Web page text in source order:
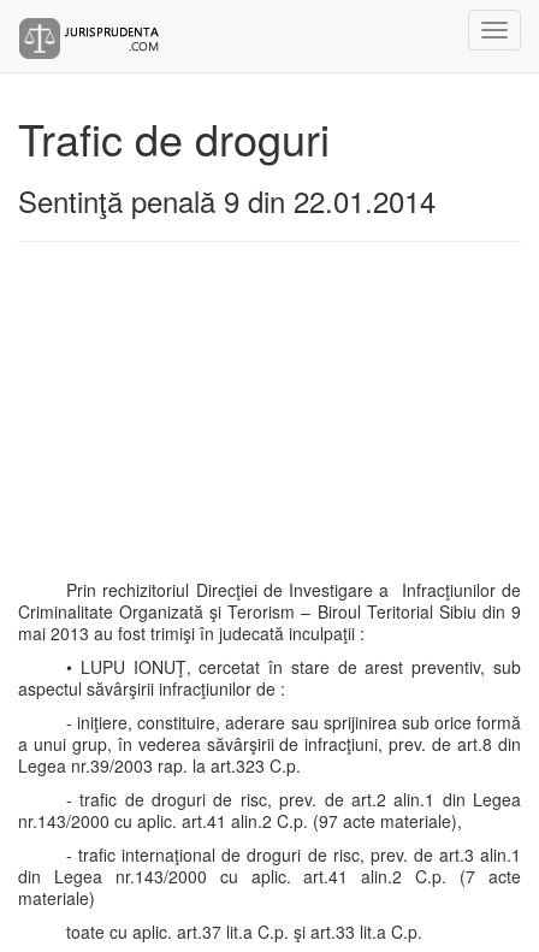
Trafic de droguri
Sentinţă penală 9 din 22.01.2014
Prin rechizitoriul Direcţiei de Investigare a Infracţiunilor de
Criminalitate Organizată şi Terorism – Biroul Teritorial Sibiu din 9
mai 2013 au fost trimişi în judecată inculpaţii :
• LUPU IONUŢ, cercetat în stare de arest preventiv, sub
aspectul săvârşirii infracţiunilor de :
- iniţiere, constituire, aderare sau sprijinirea sub orice formă
a unui grup, în vederea săvârşirii de infracţiuni, prev. de art.8 din
Legea nr.39/2003 rap. la art.323 C.p.
- trafic de droguri de risc, prev. de art.2 alin.1 din Legea
nr.143/2000 cu aplic. art.41 alin.2 C.p. (97 acte materiale),
- trafic internaţional de droguri de risc, prev. de art.3 alin.1
din Legea nr.143/2000 cu aplic. art.41 alin.2 C.p. (7 acte
materiale)
toate cu aplic. art.37 lit.a C.p. şi art.33 lit.a C.p.